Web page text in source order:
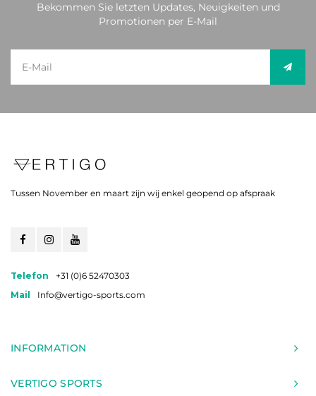
Bekommen Sie letzten Updates, Neuigkeiten und
Promotionen per E-Mail
Tussen November en maart zijn wij enkel geopend op afspraak
Telefon
+31 (0)6 52470303
Mail
Info@vertigo-sports.com
INFORMATION
VERTIGO SPORTS